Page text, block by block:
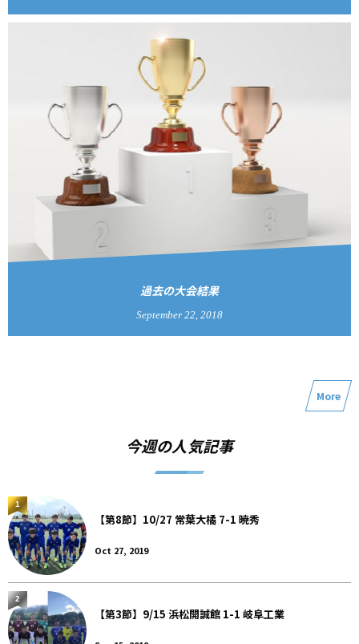
過去の大会結果
September 22 2018
More
今週の人気記事
【第8節】10/27 常葉大橘 7-1 暁秀
Oct 27, 2019
1
【第3節】9/15 浜松開誠館 1-1 岐阜工業
2